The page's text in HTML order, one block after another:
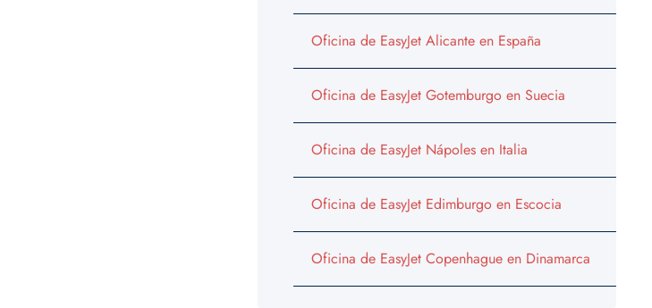
Oficina de EasyJet Alicante en España
Oficina de EasyJet Gotemburgo en Suecia
Oficina de EasyJet Nápoles en Italia
Oficina de EasyJet Edimburgo en Escocia
Oficina de EasyJet Copenhague en Dinamarca